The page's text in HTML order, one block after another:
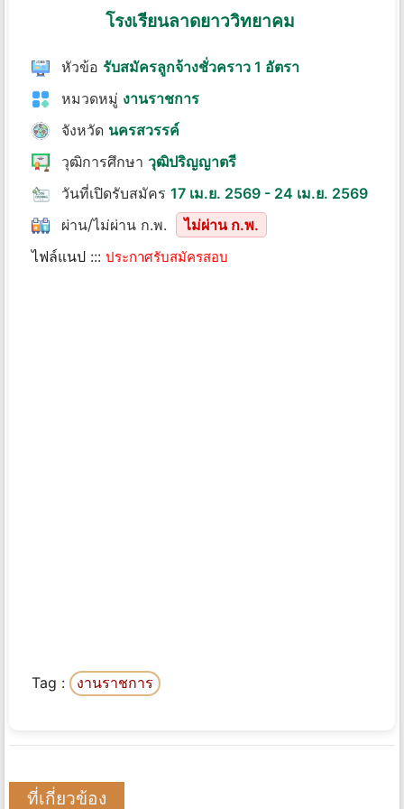
โรงเรียนลาดยาววิทยาคม
หัวข้อ รับสมัครลูกจ้างชั่วคราว 1 อัตรา
หมวดหมู่ งานราชการ
จังหวัด นครสวรรค์
วุฒิการศึกษา วุฒิปริญญาตรี
วันที่เปิดรับสมัคร 17 เม.ย. 2569 - 24 เม.ย. 2569
ผ่าน/ไม่ผ่าน ก.พ.
ไม่ผ่าน ก.พ.
ไฟล์แนป ::: ประกาศรับสมัครสอบ
Tag : งานราชการ
ที่เกี่ยวข้อง